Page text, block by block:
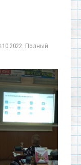
. Полный